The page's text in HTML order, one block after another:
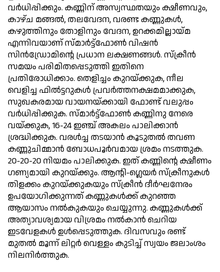
വര്‍ധിപ്പിക്കും. കണ്ണിന് അസ്വസ്ഥതയും ക്ഷീണവും,
കാഴ്ച മങ്ങല്‍, തലവേദന, വരണ്ട കണ്ണുകള്‍,
കഴുത്തിനും തോളിനും വേദന, ഉറക്കമില്ലായ്മ
എന്നിവയാണ് സ്മാര്‍ട്ട്‌ഫോണ്‍ വിഷന്‍
സിന്‍ഡ്രോമിന്റെ പ്രധാന ലക്ഷണങ്ങള്‍. സ്‌ക്രീന്‍
സമയം പരിമിതപ്പെടുത്തി ഇതിനെ
പ്രതിരോധിക്കാം. തെളിച്ചം കുറയ്ക്കുക, നീല
വെളിച്ച ഫില്‍ട്ടറുകള്‍ പ്രവര്‍ത്തനക്ഷമമാക്കുക,
സുഖകരമായ വായനയ്ക്കായി ഫോണ്ട് വലുപ്പം
വര്‍ധിപ്പിക്കുക. സ്മാര്‍ട്ട്‌ഫോണ്‍ കണ്ണിനു നേരെ
വയ്ക്കുക, 16-24 ഇഞ്ച് അകലം പാലിക്കാന്‍
ശ്രദ്ധിക്കുക. വരള്‍ച്ച തടയാന്‍ കൂടുതല്‍ തവണ
കണ്ണുചിമ്മാന്‍ ബോധപൂര്‍വമായ ശ്രമം നടത്തുക.
20-20-20 നിയമം പാലിക്കുക. ഇത് കണ്ണിന്റെ ക്ഷീണം
ഗണ്യമായി കുറയ്ക്കും. ആന്റി-ഗ്ലെയര്‍ സ്‌ക്രീനുകള്‍
തിളക്കം കുറയ്ക്കുകയും സ്‌ക്രീന്‍ ദീര്‍ഘനേരം
ഉപയോഗിക്കുന്നത് കണ്ണുകള്‍ക്ക് കുറഞ്ഞ
ആയാസം നല്‍കുകയും ചെയ്യുന്നു. കണ്ണുകള്‍ക്ക്
അത്യാവശ്യമായ വിശ്രമം നല്‍കാന്‍ ചെറിയ
ഇടവേളകള്‍ ഉള്‍പ്പെടുത്തുക. ദിവസവും രണ്ട്
മുതല്‍ മൂന്ന് ലിറ്റര്‍ വെള്ളം കുടിച്ച് സ്വയം ജലാംശം
നിലനിര്‍ത്തുക.